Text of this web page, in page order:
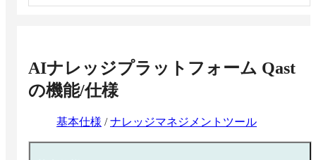
AIナレッジプラットフォーム Qast
の機能/仕様
基本仕様 /ナレッジマネジメントツール